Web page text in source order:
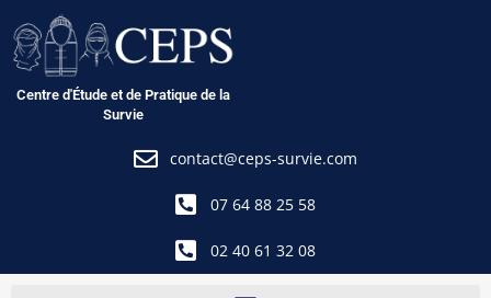
au
contenu
Centre d'Étude et de Pratique de la
Survie
contact@ceps-survie.com
07 64 88 25 58
02 40 61 32 08